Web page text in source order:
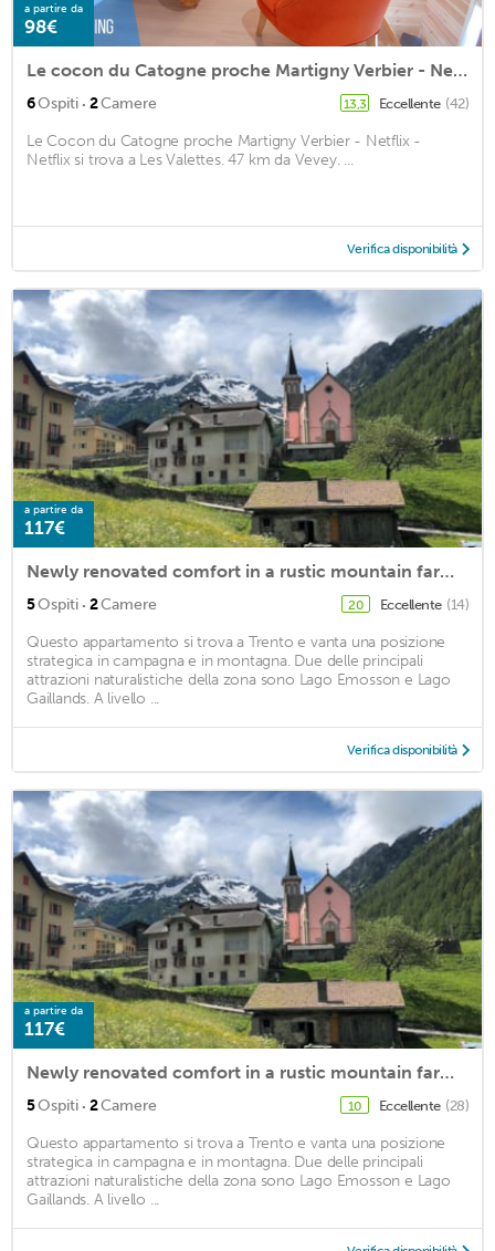
a partire da
98€
Le cocon du Catogne proche Martigny Verbier - Netflix -
6Ospiti · 2Camere 13,3 Eccellente (42)
Le Cocon du Catogne proche Martigny Verbier - Netflix -
Netflix si trova a Les Valettes. 47 km da Vevey. ...
Verifica disponibilità
a partire da
117€
Newly renovated comfort in a rustic mountain farmhouse on the Tour du Mont Blanc
5Ospiti · 2Camere 20 Eccellente (14)
Questo appartamento si trova a Trento e vanta una posizione
strategica in campagna e in montagna. Due delle principali
attrazioni naturalistiche della zona sono Lago Emosson e Lago
Gaillands. A livello ...
Verifica disponibilità
a partire da
117€
Newly renovated comfort in a rustic mountain farmhouse on the Tour du Mont Blanc
5Ospiti · 2Camere 10 Eccellente (28)
Questo appartamento si trova a Trento e vanta una posizione
strategica in campagna e in montagna. Due delle principali
attrazioni naturalistiche della zona sono Lago Emosson e Lago
Gaillands. A livello ...